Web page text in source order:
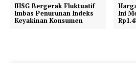
IHSG Bergerak Fluktuatif
Imbas Penurunan Indeks
Keyakinan Konsumen
Ini